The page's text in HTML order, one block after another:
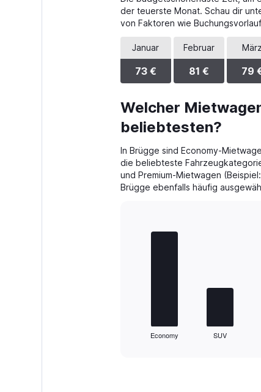
der teuerste Monat. Schau dir
von Faktoren wie
Januar
73 €
Februar
81 €
März
79
Welcher
beliebtesten?
In Brügge sind Economy-
die beliebteste
und Premium-Mietwagen
Brügge ebenfalls häufig
chart
graphic.
Economy SUV